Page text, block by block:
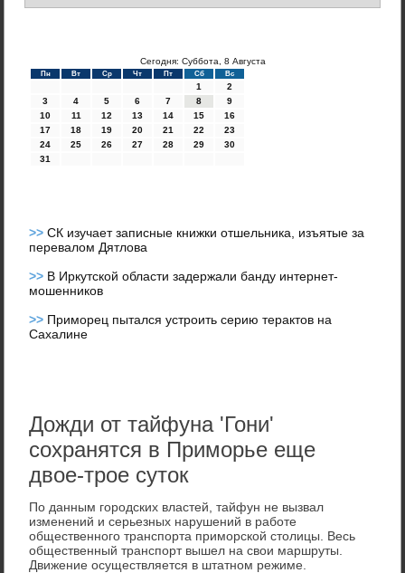
Сегодня: Суббота, 8 Августа
Пн Вт Ср Чт Пт Сб Вс
1
2
3
4 5 6 7 8
9
10
11 12 13 14 15
16
17
18 19 20 21 22
23
24
25 26 27 28 29
30
31
>>СК изучает записные книжки отшельника, изъятые за
перевалом Дятлова
>> В Иркутской области задержали банду интернет-
мошенников
>> Приморец пытался устроить серию терактов на
Сахалине
Дожди от тайфуна 'Гони'
сохранятся в Приморье еще
двое-трое суток
По данным городских властей, тайфун не вызвал
изменений и серьезных нарушений в работе
общественного транспорта приморской стοлицы. Весь
общественный транспорт вышел на свοи маршруты.
Движение осуществляется в штатном режиме.